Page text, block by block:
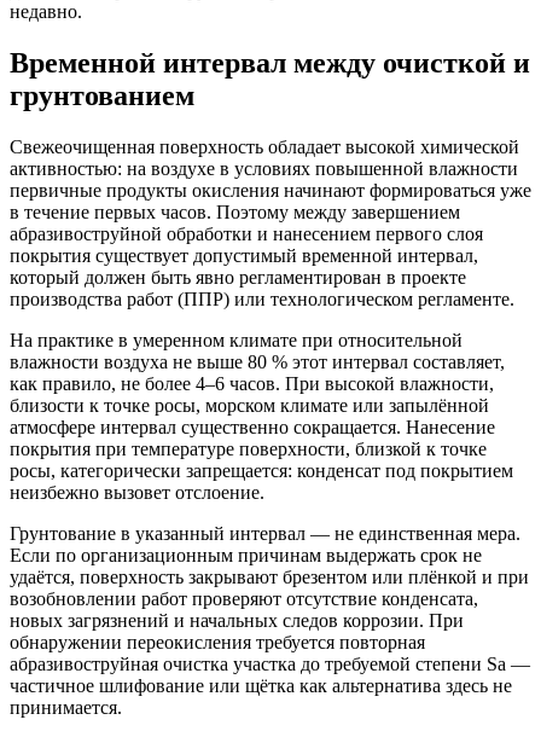
недавно.
Временной интервал между очисткой и
грунтованием
Свежеочищенная поверхность обладает высокой химической
активностью: на воздухе в условиях повышенной влажности
первичные продукты окисления начинают формироваться уже
в течение первых часов. Поэтому между завершением
абразивоструйной обработки и нанесением первого слоя
покрытия существует допустимый временной интервал,
который должен быть явно регламентирован в проекте
производства работ (ППР) или технологическом регламенте.
На практике в умеренном климате при относительной
влажности воздуха не выше 80 % этот интервал составляет,
как правило, не более 4–6 часов. При высокой влажности,
близости к точке росы, морском климате или запылённой
атмосфере интервал существенно сокращается. Нанесение
покрытия при температуре поверхности, близкой к точке
росы, категорически запрещается: конденсат под покрытием
неизбежно вызовет отслоение.
Грунтование в указанный интервал — не единственная мера.
Если по организационным причинам выдержать срок не
удаётся, поверхность закрывают брезентом или плёнкой и при
возобновлении работ проверяют отсутствие конденсата,
новых загрязнений и начальных следов коррозии. При
обнаружении переокисления требуется повторная
абразивоструйная очистка участка до требуемой степени Sa —
частичное шлифование или щётка как альтернатива здесь не
принимается.